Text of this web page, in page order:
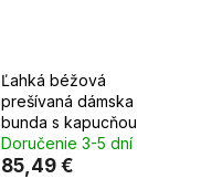
Ľahká béžová
prešívaná dámska
bunda s kapucňou
Doručenie 3-5 dní
85,49 €